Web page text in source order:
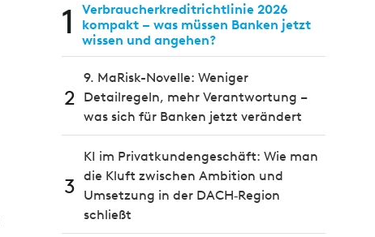
1
Verbraucherkreditrichtlinie 2026
kompakt – was müssen Banken jetzt
wissen und angehen?
2
9. MaRisk-Novelle: Weniger
Detailregeln, mehr Verantwortung –
was sich für Banken jetzt verändert
3
KI im Privatkundengeschäft: Wie man
die Kluft zwischen Ambition und
Umsetzung in der DACH‑Region
schließt